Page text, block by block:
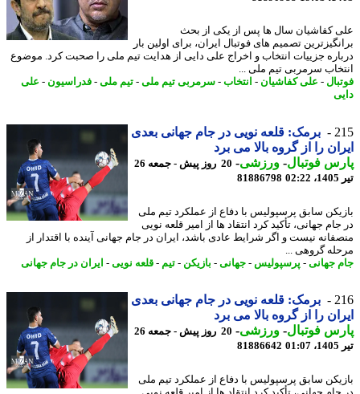
کفاشیان سال ها پس از یکی از بحث
تصمیم های فوتبال ایران، برای اولین بار
جزییات انتخاب و اخراج علی دایی از هدایت تیم ملی را صحبت کرد. موضوع
سرمربی تیم ملی ...
-علی کفاشیان-انتخاب-سرمربی تیم ملی -تیم ملی -فدراسیون-علی
برمک: قلعه نویی در جام جهانی بعدی
را از گروه بالا می برد
فوتبال-ورزشی-
20 روز پیش - جمعه 26
81886798
سابق پرسپولیس با دفاع از عملکرد تیم ملی
جهانی، تأکید کرد انتقاد ها از امیر قلعه نویی
نیست و اگر شرایط عادی باشد، ایران در جام جهانی آینده با اقتدار از
گروهی ...
جهانی-پرسپولیس-جهانی-بازیکن -تیم -قلعه نویی-ایران در جام جهانی
برمک: قلعه نویی در جام جهانی بعدی
را از گروه بالا می برد
فوتبال-ورزشی-
20 روز پیش - جمعه 26
81886642
سابق پرسپولیس با دفاع از عملکرد تیم ملی